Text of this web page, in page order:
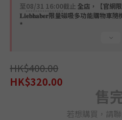
至08/31 16:00截止 全店，【官網
𝐋𝐢𝐞𝐛𝐡𝐚𝐛𝐞𝐫限量磁吸多功能購物車
*
HK$400.00
HK$320.00
售
若想購買，請